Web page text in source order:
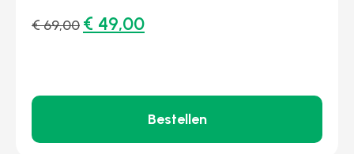
€69,00 € 49,00
Bestellen